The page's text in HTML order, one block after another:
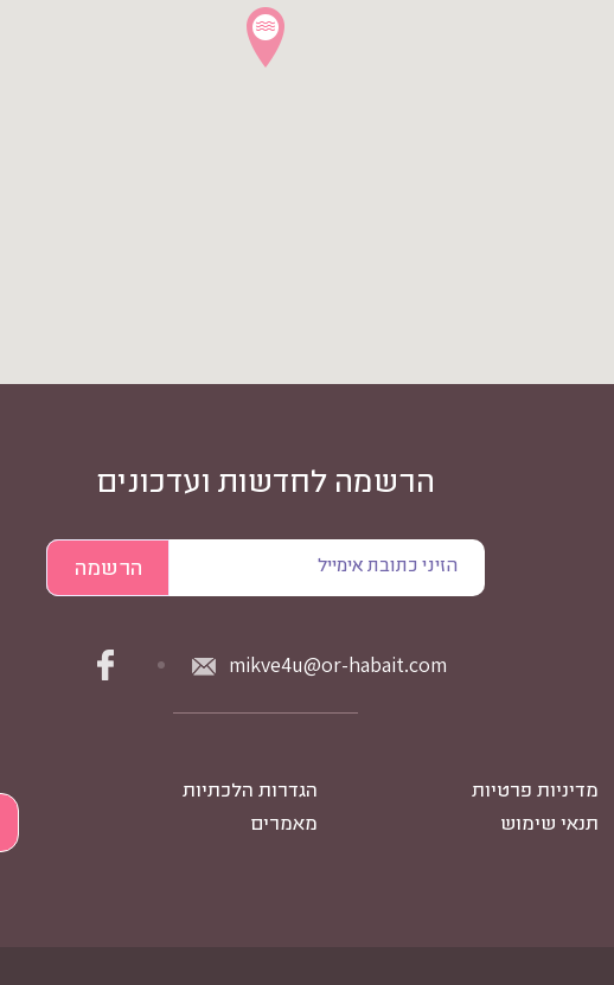
הרשמה לחדשות ועדכונים
mikve4u@or-habait.com
מדיניות פרטיות
תנאי שימוש
הגדרות הלכתיות
מאמרים